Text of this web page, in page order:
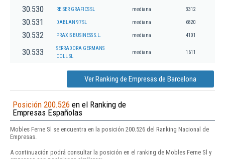
30.530 REISER GRAFICS SL mediana 3312
30.531 DABLAN 97 SL mediana 6820
30.532 PRAXIS BUSINESS S.L. mediana 4101
30.533
SERRADORA GERMANS
COLL SL
mediana 1611
Ver Ranking de Empresas de Barcelona
Posición 200.526 en el Ranking de
Empresas Españolas
Mobles Ferne Sl se encuentra en la posición 200.526 del Ranking Nacional de
Empresas.
A continuación podrá consultar la posición en el ranking de Mobles Ferne Sl y